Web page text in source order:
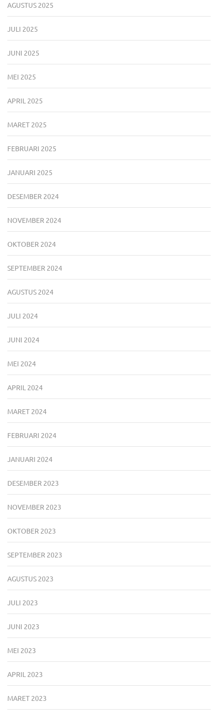
AGUSTUS 2025
JULI 2025
JUNI 2025
MEI 2025
APRIL 2025
MARET 2025
FEBRUARI 2025
JANUARI 2025
DESEMBER 2024
NOVEMBER 2024
OKTOBER 2024
SEPTEMBER 2024
AGUSTUS 2024
JULI 2024
JUNI 2024
MEI 2024
APRIL 2024
MARET 2024
FEBRUARI 2024
JANUARI 2024
DESEMBER 2023
NOVEMBER 2023
OKTOBER 2023
SEPTEMBER 2023
AGUSTUS 2023
JULI 2023
JUNI 2023
MEI 2023
APRIL 2023
MARET 2023